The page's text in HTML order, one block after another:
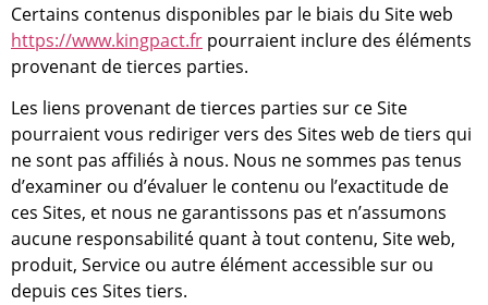
Certains contenus disponibles par le biais du Site web
https://www.kingpact.fr pourraient inclure des éléments
provenant de tierces parties.
Les liens provenant de tierces parties sur ce Site
pourraient vous rediriger vers des Sites web de tiers qui
ne sont pas affiliés à nous. Nous ne sommes pas tenus
d’examiner ou d’évaluer le contenu ou l’exactitude de
ces Sites, et nous ne garantissons pas et n’assumons
aucune responsabilité quant à tout contenu, Site web,
produit, Service ou autre élément accessible sur ou
depuis ces Sites tiers.